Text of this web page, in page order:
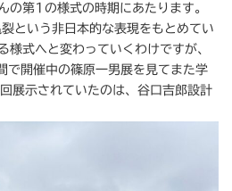
第1の様式の時期にあたります。
という非日本的な表現をもとめてい
様式へと変わっていくわけですが、
で開催中の篠原一男展を見てまた学
展示されていたのは、谷口吉郎設計